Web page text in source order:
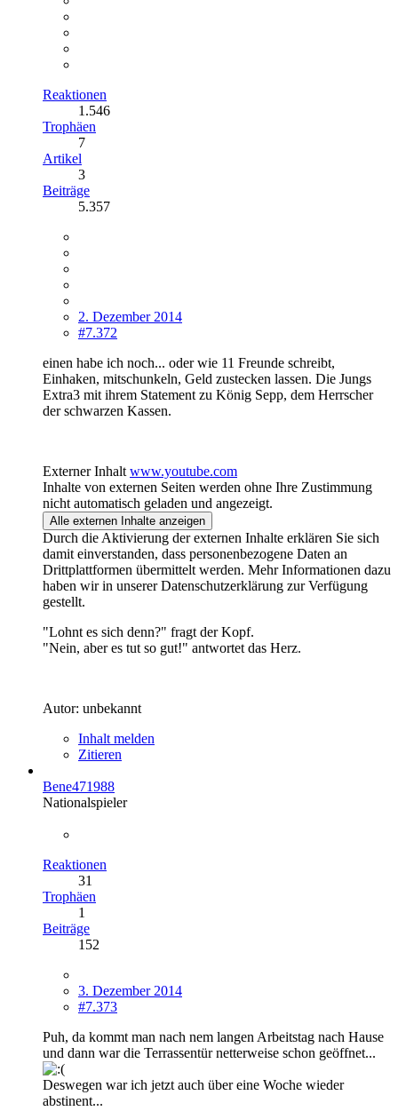
Reaktionen
1.546
Trophäen
7
Artikel
3
Beiträge
5.357
2. Dezember 2014
#7.372
einen habe ich noch... oder wie 11 Freunde schreibt,
Einhaken, mitschunkeln, Geld zustecken lassen. Die Jungs
Extra3 mit ihrem Statement zu König Sepp, dem Herrscher
der schwarzen Kassen.
Externer Inhalt www.youtube.com
Inhalte von externen Seiten werden ohne Ihre Zustimmung
nicht automatisch geladen und angezeigt.
Alle externen Inhalte anzeigen
Durch die Aktivierung der externen Inhalte erklären Sie sich
damit einverstanden, dass personenbezogene Daten an
Drittplattformen übermittelt werden. Mehr Informationen dazu
haben wir in unserer Datenschutzerklärung zur Verfügung
gestellt.
"Lohnt es sich denn?" fragt der Kopf.
"Nein, aber es tut so gut!" antwortet das Herz.
Autor: unbekannt
Inhalt melden
Zitieren
Bene471988
Nationalspieler
Reaktionen
31
Trophäen
1
Beiträge
152
3. Dezember 2014
#7.373
Puh, da kommt man nach nem langen Arbeitstag nach Hause
und dann war die Terrassentür netterweise schon geöffnet...
Deswegen war ich jetzt auch über eine Woche wieder
abstinent...